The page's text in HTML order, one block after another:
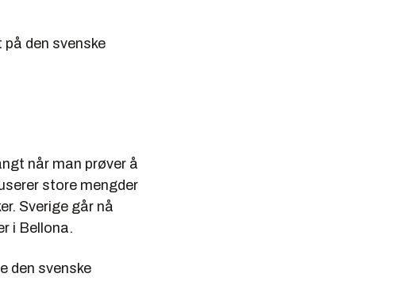
den svenske
når man prøver å
store mengder
Sverige går nå
i Bellona.
den svenske